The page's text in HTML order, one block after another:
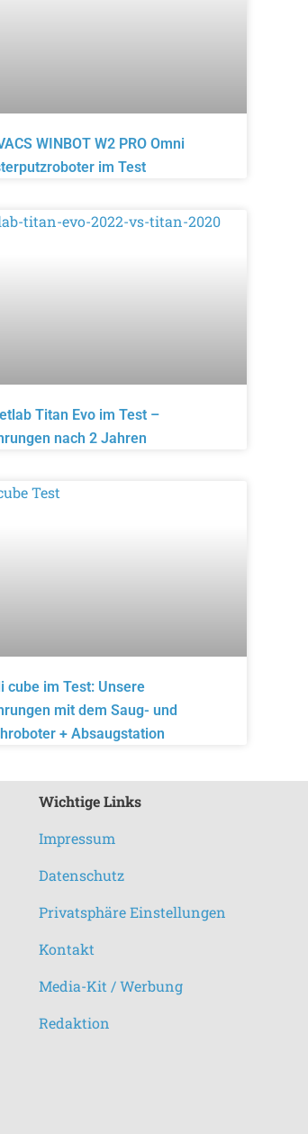
WINBOT W2 PRO Omni
im Test
Titan Evo im Test –
nach 2 Jahren
cube im Test: Unsere
mit dem Saug- und
+ Absaugstation
Wichtige Links
Impressum
Datenschutz
Privatsphäre Einstellungen
Kontakt
Media-Kit / Werbung
Redaktion